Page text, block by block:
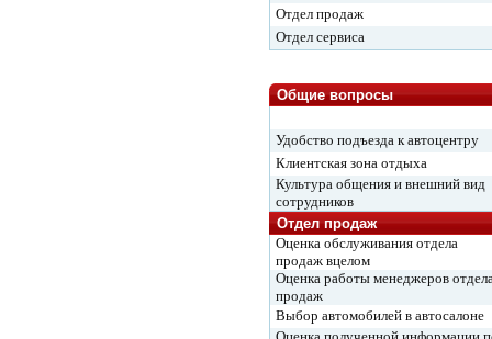
Отдел продаж
Отдел сервиса
Общие вопросы
Удобство подъезда к автоцентру
Клиентская зона отдыха
Культура общения и внешний вид
сотрудников
Отдел продаж
Оценка обслуживания отдела
продаж вцелом
Оценка работы менеджеров
продаж
Выбор автомобилей в автосалоне